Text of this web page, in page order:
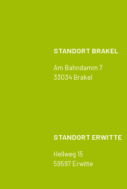
STANDORT BRAKEL
Am Bahndamm 7
33034 Brakel
STANDORT ERWITTE
Hellweg 15
59597 Erwitte